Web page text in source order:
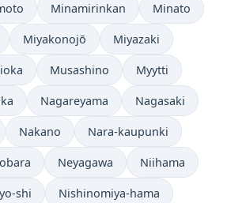
Minamirinkan Minato
Miyakonojō Miyazaki
Musashino Myytti
Nagareyama Nagasaki
Nakano Nara-kaupunki
Neyagawa Niihama
shi Nishinomiya-hama